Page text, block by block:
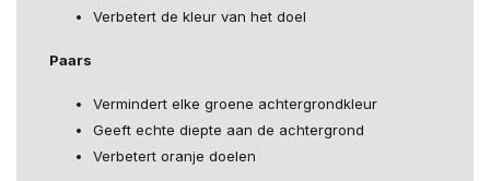
Verbetert de kleur van het doel
Paars
Vermindert elke groene achtergrondkleur
Geeft echte diepte aan de achtergrond
Verbetert oranje doelen